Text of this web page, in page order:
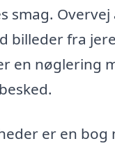
smag. Overvej
billeder fra
en nøglering
er en bog